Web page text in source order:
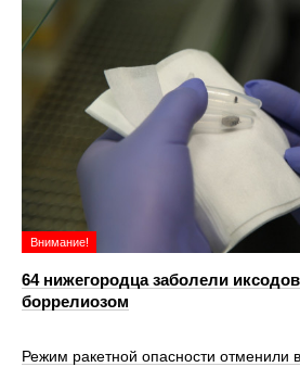
Внимание!
64 нижегородца заболели
боррелиозом
Режим ракетной опасности отменили